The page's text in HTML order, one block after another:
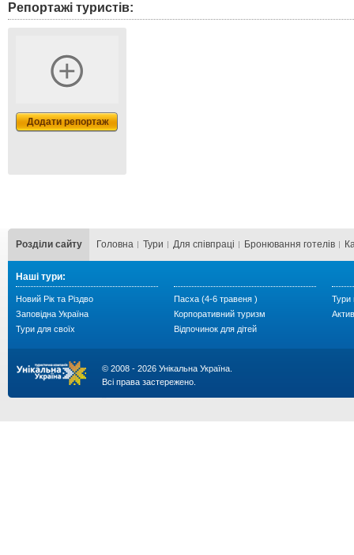
Репортажі туристів:
Додати репортаж
Розділи сайту Головна Тури Для cпівпраці Бронювання готелів
Наші тури:
Новий Рік та Різдво
Заповідна Україна
Тури для своїх
Пасха (4-6 травеня )
Корпоративний туризм
Відпочинок для дітей
Тури
© 2008 - 2026 Унікальна Україна.
Всі права застережено.